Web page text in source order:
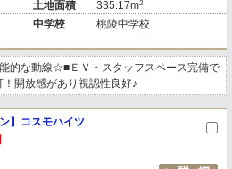
土地面積 335.17m2
中学校 桃陵中学校
的な動線☆■ＥＶ・スタッフスペース完備で
開放感があり視認性良好♪
】コスモハイツ